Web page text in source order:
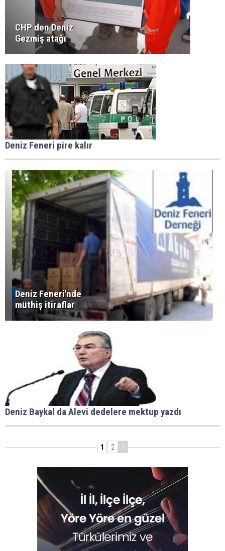
CHP den Deniz
Gezmiş atağı
Deniz Feneri pire kalır
Deniz Feneri'nde
müthiş itiraflar
Deniz Baykal da Alevi dedelere mektup yazdı
1 2